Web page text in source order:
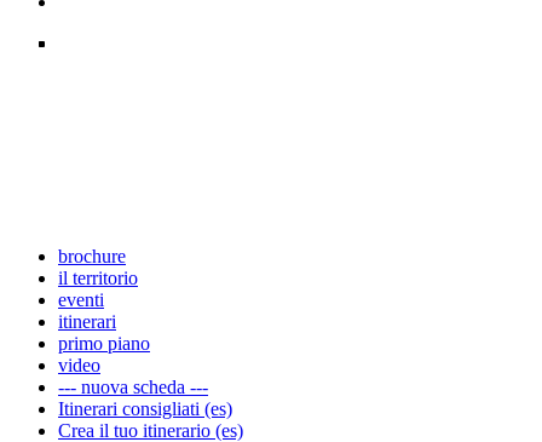
brochure
il territorio
eventi
itinerari
primo piano
video
--- nuova scheda ---
Itinerari consigliati (es)
Crea il tuo itinerario (es)